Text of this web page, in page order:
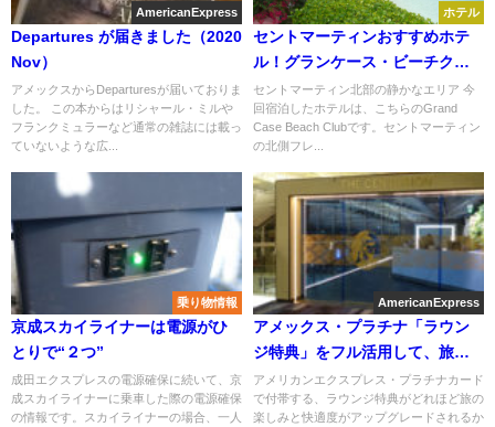
AmericanExpress
Departures が届きました（2020
Nov）
アメックスからDeparturesが届いておりま
した。 この本からはリシャール・ミルや
フランクミュラーなど通常の雑誌には載っ
ていないような広...
ホテル
セントマーティンおすすめホテ
ル！グランケース・ビーチクラ
ブ
セントマーティン北部の静かなエリア 今
回宿泊したホテルは、こちらのGrand
Case Beach Clubです。セントマーティン
の北側フレ...
乗り物情報
京成スカイライナーは電源がひ
とりで“２つ”
成田エクスプレスの電源確保に続いて、京
成スカイライナーに乗車した際の電源確保
の情報です。スカイライナーの場合、一人
AmericanExpress
アメックス・プラチナ「ラウン
ジ特典」をフル活用して、旅を
快適にする。
アメリカンエクスプレス・プラチナカード
で付帯する、ラウンジ特典がどれほど旅の
楽しみと快適度がアップグレードされるか